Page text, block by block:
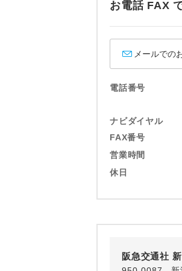
お電話 FAX
メールでの
電話番号
ナビダイヤル
FAX番号
営業時間
休日
阪急交通社